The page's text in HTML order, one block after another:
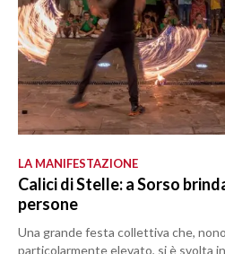
LA MANIFESTAZIONE
Calici di Stelle: a Sorso
persone
Una grande festa collettiva che,
particolarmente elevato, si è svolta